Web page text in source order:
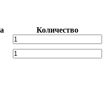
Количество